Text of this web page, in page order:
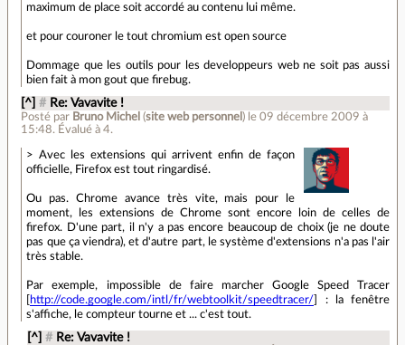
maximum de place soit accordé au contenu lui même.
et pour couroner le tout chromium est open source
Dommage que les outils pour les developpeurs web ne soit pas aussi
bien fait à mon gout que firebug.
[^] # Re: Vavavite !
Posté par Bruno Michel (site web personnel ) le 09 décembre 2009 à
15:48. Évalué à4.
> Avec les extensions qui arrivent enfin de façon
officielle, Firefox est tout ringardisé.
Ou pas. Chrome avance très vite, mais pour le
moment, les extensions de Chrome sont encore loin de celles de
firefox. D'une part, il n'y a pas encore beaucoup de choix (je ne doute
pas que ça viendra), et d'autre part, le système d'extensions n'a pas l'air
très stable.
Par exemple, impossible de faire marcher Google Speed Tracer
http://code.google.com/intl/fr/webtoolkit/speedtracer/
] : la fenêtre
s'affiche, le compteur tourne et ... c'est tout.
[^] # Re: Vavavite !